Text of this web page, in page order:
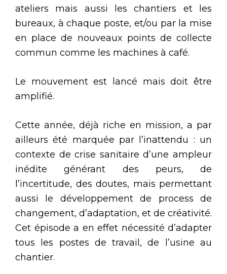
ateliers mais aussi les chantiers et les
bureaux, à chaque poste, et/ou par la mise
en place de nouveaux points de collecte
commun comme les machines à café.
Le mouvement est lancé mais doit être
amplifié.
Cette année, déjà riche en mission, a par
ailleurs été marquée par l’inattendu : un
contexte de crise sanitaire d’une ampleur
inédite générant des peurs, de
l’incertitude, des doutes, mais permettant
aussi le développement de process de
changement, d’adaptation, et de créativité.
Cet épisode a en effet nécessité d’adapter
tous les postes de travail, de l’usine au
chantier.